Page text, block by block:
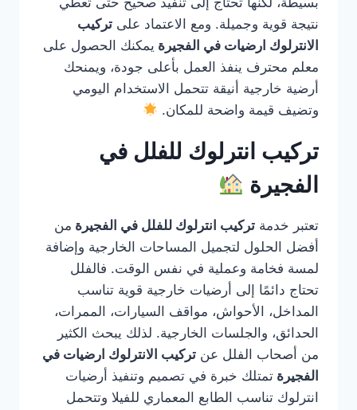
نتيجة قوية وجميلة. ومع الاعتماد على تركيب
الانترلوك ارضيات في الفجيرة يمكنك الحصول على
معلم محترف ينفذ العمل بأعلى جودة، ويمنحك
أرضية خارجية أنيقة تتحمل الاستخدام اليومي
وتضيف قيمة واضحة للمكان.
تركيب انترلوك للفلل في
الفجيرة
تعتبر خدمة تركيب انترلوك للفلل في الفجيرة من
أفضل الحلول لتجميل المساحات الخارجية وإضافة
لمسة فخامة وعملية في نفس الوقت. فالفلل
تحتاج دائمًا إلى أرضيات خارجية قوية تناسب
المداخل، الأحواش، مواقف السيارات، الممرات،
الحدائق، والجلسات الخارجية. لذلك يبحث الكثير
من أصحاب الفلل عن تركيب الانترلوك ارضيات في
الفجيرة تمتلك خبرة في تصميم وتنفيذ أرضيات
انترلوك تناسب الطابع المعماري للفيلا وتتحمل